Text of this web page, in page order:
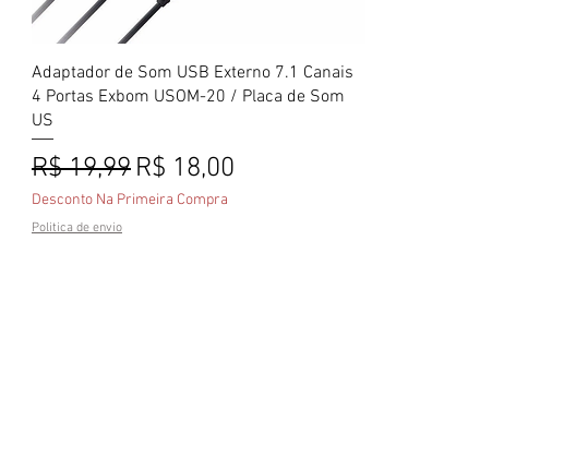
Visualização rápida
Adaptador de Som USB Externo 7.1 Canais
4 Portas Exbom USOM-20 / Placa de Som
US
Preço normal
R$ 19,99 Preço promocional
R$ 18,00
Desconto Na Primeira Compra
Politica de envio